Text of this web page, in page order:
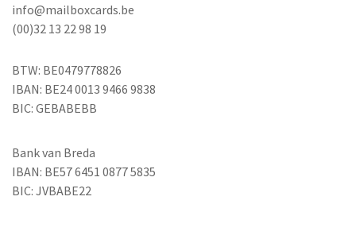
info@mailboxcards.be
(00)32 13 22 98 19
BTW: BE0479778826
IBAN: BE24 0013 9466 9838
BIC: GEBABEBB
Bank van Breda
IBAN: BE57 6451 0877 5835
BIC: JVBABE22